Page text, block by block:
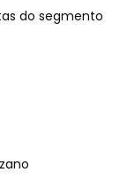
do segmento